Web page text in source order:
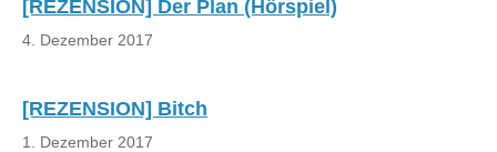
[REZENSION] Der Plan (Hörspiel)
4. Dezember 2017
[REZENSION] Bitch
1. Dezember 2017